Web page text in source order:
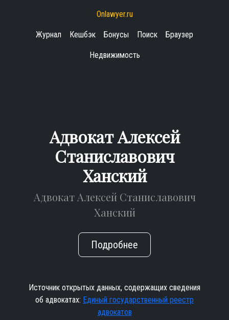
Onlawyer.ru
Журнал Кешбэк Бонусы Поиск Браузер
Недвижимость
Адвокат Алексей
Станиславович
Ханский
Адвокат Алексей Станиславович
Ханский
Подробнее
Источник открытых данных, содержащих сведения
об адвокатах: Единый государственный реестр
адвокатов